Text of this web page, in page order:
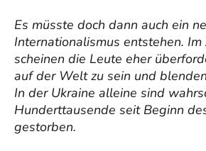
Es müsste doch dann auch ein
Internationalismus entstehen.
scheinen die Leute eher
auf der Welt zu sein und
In der Ukraine alleine sind
Hunderttausende seit Beginn
gestorben.